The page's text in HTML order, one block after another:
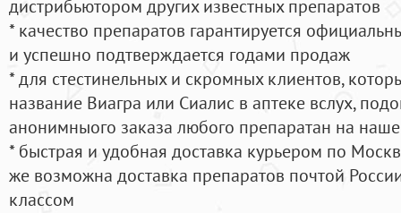
дистрибьютором других известных препаратов
* качество препаратов гарантируется
и успешно подтверждается годами продаж
* для стестинельных и скромных клиентов,
название Виагра или Сиалис в аптеке вслух,
анонимныого заказа любого препаратан на
* быстрая и удобная доставка курьером по
же возможна доставка препаратов почтой
классом